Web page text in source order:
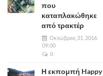
που
καταπλακώθηκε
από τρακτέρ
Οκτώβριος 31, 2016
09:00
0
Η εκπομπή Happy